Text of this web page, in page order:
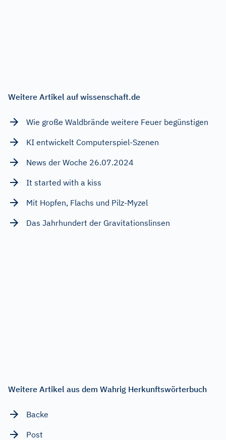
Weitere Artikel auf wissenschaft.de
Wie große Waldbrände weitere Feuer begünstigen
KI entwickelt Computerspiel-Szenen
News der Woche 26.07.2024
It started with a kiss
Mit Hopfen, Flachs und Pilz-Myzel
Das Jahrhundert der Gravitationslinsen
Weitere Artikel aus dem Wahrig Herkunftswörterbuch
Backe
Post